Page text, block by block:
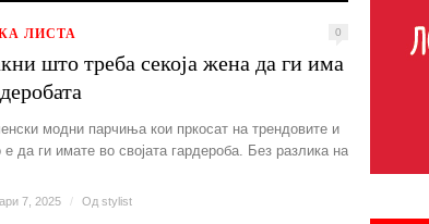
ЛИСТА 0
што треба секоја жена да ги има
модни парчиња кои пркосат на трендовите и
да ги имате во својата гардероба. Без разлика на
7, 2025 / Од stylist